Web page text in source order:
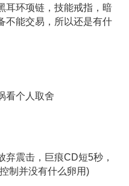
耳环项链，技能戒指，暗
不能交易，所以还是有什
个人取舍
震击，巨痕CD短5秒，
制并没有什么卵用)